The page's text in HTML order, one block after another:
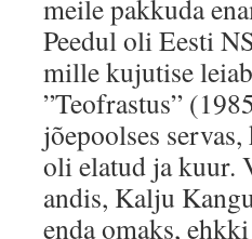
meile pakkuda
Peedul oli Eesti
mille kujutise
”Teofrastus”
jõepoolses
oli elatud ja kuur.
andis, Kalju
enda omaks,